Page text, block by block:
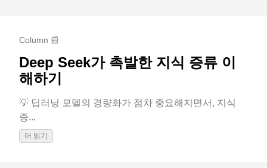
Column 📰
Deep Seek가 촉발한 지식 증류 이
해하기
💡 딥러닝 모델의 경량화가 점차 중요해지면서, 지식
증...
더 읽기